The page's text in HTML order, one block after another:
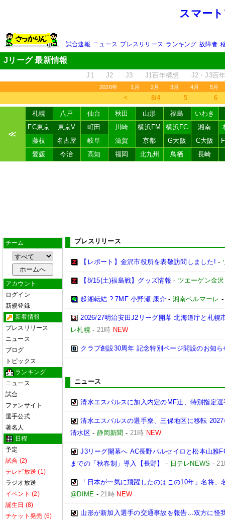
スマー
試合速報 ニュース プレスリリース ランキング 故障者
Jリーグ 最新情報
J1 J2 J3 J1百年構想 J2・J3百
2026年 1月 2月 3月 4月 5月
＜ 8/4 5 6
≪
札幌 八戸 仙台 秋田 山形 福島
いわき
FC東京
東京V 町田 川崎 横浜FM 横浜FC 湘南
藤枝
名古屋 岐阜 滋賀 京都 G大阪 C大阪
愛媛
今治 高知 福岡 北九州 鳥栖 長崎
チーム
アカウント
ログイン
新規登録
新着情報
プレスリリース
ニュース
ブログ
トピックス
ランキング
ニュース
試合
ファンサイト
選手公式
著名人
日程
予定
試合 (2)
テレビ放送 (1)
ラジオ放送
イベント (2)
誕生日 (8)
チケット発売 (6)
プレスリリース
【レポート】金沢市役所を表敬訪問しました! -
【8/15(土)福島戦】グッズ情報 - ツエーゲン金沢
起湘転結 ? 7MF 小野瀬 康介- 湘南ベルマーレ
2026/27明治安田J2リーグ開幕 北海道庁と札幌
レ札幌- 21時 NEW
クラブ創設30周年 記念特別ページ開設のお知ら
ニュース
清水エスパルスに加入内定のMF辻、特別指定
清水エスパルスの選手寮、三保地区に移転
清水区- 静岡新聞 - 21時 NEW
J3リーグ開幕へ AC長野パルセイロと松本山雅
までの「秋春制」導入【長野】
- 日テレNEWS -
「日本が一気に飛躍したのはこの10年」名将
@DIME -21時 NEW
山形が新加入選手の交通事故を報告…双方に怪